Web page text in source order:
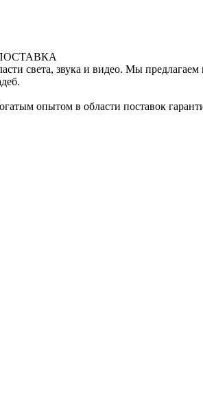
света, звука и видео. Мы
опытом в области поставок